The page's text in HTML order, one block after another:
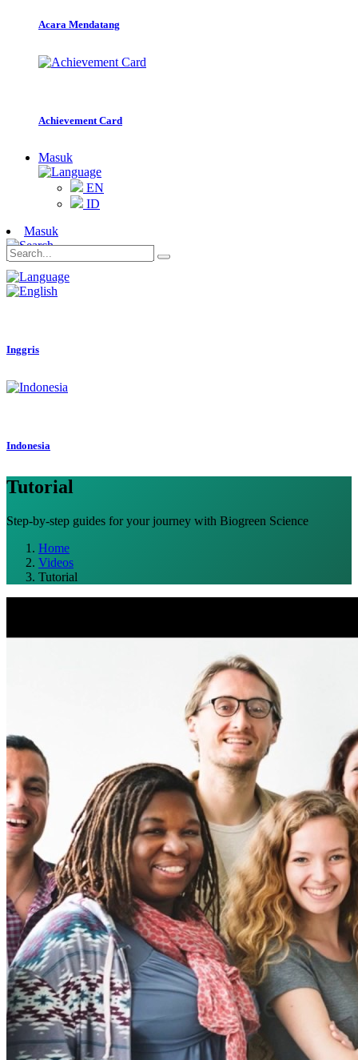
Acara Mendatang
Achievement Card
Masuk
EN
ID
Masuk
Inggris
Indonesia
Tutorial
Step-by-step guides for your journey with Biogreen Science
Home
Videos
Tutorial